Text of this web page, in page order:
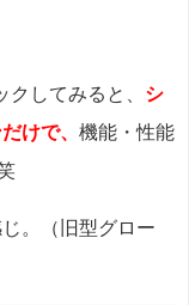
してみると、 シ
けで、 機能・性能
。（旧型グロー